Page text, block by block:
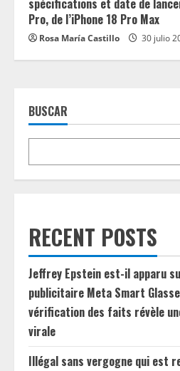
spécifications et date de
Pro, de l’iPhone 18 Pro Max
Rosa María Castillo 30 julio
BUSCAR
RECENT POSTS
Jeffrey Epstein est-il apparu
publicitaire Meta Smart
vérification des faits révèle
virale
Illégal sans vergogne qui est